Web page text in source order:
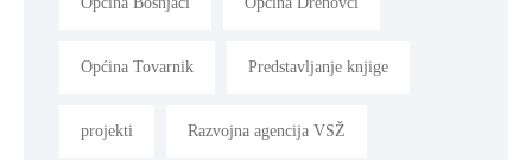
Općina Tovarnik Predstavljanje knjige
projekti Razvojna agencija VSŽ